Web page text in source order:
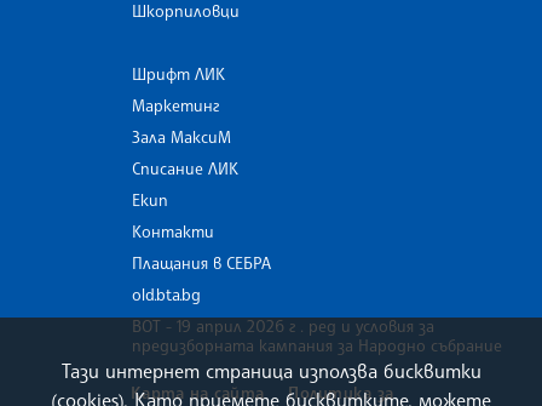
Шкорпиловци
Шрифт ЛИК
Маркетинг
Зала МаксиМ
Списание ЛИК
Екип
Контакти
Плащания в СЕБРА
old.bta.bg
ВОТ - 19 април 2026 г . ред и условия за
предизборната кампания за Народно събрание
Карта на сайта Политика за
Тази интернет страница използва бисквитки
(cookies). Като приемете бисквитките, можете